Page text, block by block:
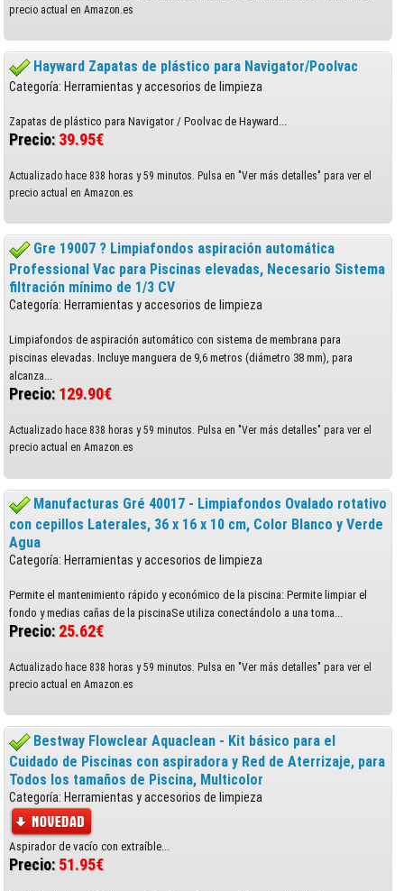
precio actual en Amazon.es
Hayward Zapatas de plástico para Navigator/Poolvac
Categoría: Herramientas y accesorios de limpieza
Zapatas de plástico para Navigator / Poolvac de Hayward...
Precio: 39.95€
Actualizado hace 838 horas y 59 minutos. Pulsa en "Ver más detalles" para ver el
precio actual en Amazon.es
Gre 19007 ? Limpiafondos aspiración automática
Professional Vac para Piscinas elevadas, Necesario Sistema
filtración mínimo de 1/3 CV
Categoría: Herramientas y accesorios de limpieza
Limpiafondos de aspiración automático con sistema de membrana para
piscinas elevadas. Incluye manguera de 9,6 metros (diámetro 38 mm), para
alcanza...
Precio: 129.90€
Actualizado hace 838 horas y 59 minutos. Pulsa en "Ver más detalles" para ver el
precio actual en Amazon.es
Manufacturas Gré 40017 - Limpiafondos Ovalado rotativo
con cepillos Laterales, 36 x 16 x 10 cm, Color Blanco y Verde
Agua
Categoría: Herramientas y accesorios de limpieza
Permite el mantenimiento rápido y económico de la piscina: Permite limpiar el
fondo y medias cañas de la piscinaSe utiliza conectándolo a una toma...
Precio: 25.62€
Actualizado hace 838 horas y 59 minutos. Pulsa en "Ver más detalles" para ver el
precio actual en Amazon.es
Bestway Flowclear Aquaclean - Kit básico para el
Cuidado de Piscinas con aspiradora y Red de Aterrizaje, para
Todos los tamaños de Piscina, Multicolor
Categoría: Herramientas y accesorios de limpieza
Aspirador de vacío con extraíble...
Precio: 51.95€